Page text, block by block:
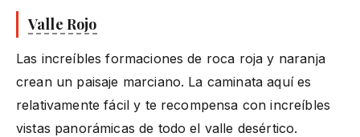
Valle Rojo
Las increíbles formaciones de roca roja y naranja
crean un paisaje marciano. La caminata aquí es
relativamente fácil y te recompensa con increíbles
vistas panorámicas de todo el valle desértico.